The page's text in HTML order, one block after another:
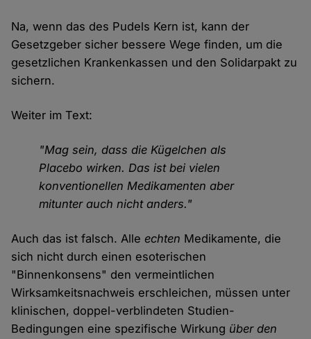
Na, wenn das des Pudels Kern ist, kann der
Gesetzgeber sicher bessere Wege finden, um die
gesetzlichen Krankenkassen und den Solidarpakt zu
sichern.
Weiter im Text:
"Mag sein, dass die Kügelchen als
Placebo wirken. Das ist bei vielen
konventionellen Medikamenten aber
mitunter auch nicht anders."
Auch das ist falsch. Alleechten Medikamente, die
sich nicht durch einen esoterischen
"Binnenkonsens" den vermeintlichen
Wirksamkeitsnachweis erschleichen, müssen unter
klinischen, doppel-verblindeten Studien-
Bedingungen eine spezifische Wirkung über den